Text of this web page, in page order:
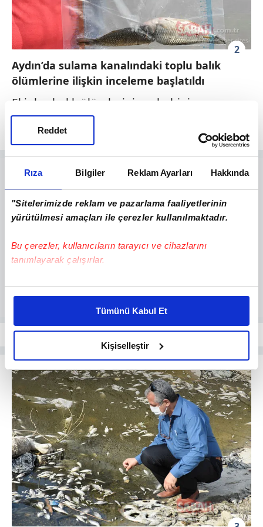
Rıza Bilgiler Reklam Ayarları Hakkında
"Sitelerimizde reklam ve pazarlama faaliyetlerinin
yürütülmesi amaçları ile çerezler kullanılmaktadır.
Bu çerezler, kullanıcıların tarayıcı ve cihazlarını
tanımlayarak çalışırlar.
Bu çerezlere izin vermeniz halinde sizlere özel
daha iyi reklam deneyimi yaşatabiliriz. Bunu yaparken
amacımızın size daha iyi bir reklam deneyimi sunmak
olduğunu ve sizlere en iyi içerikleri sunabilmek adına
elimizden gelen çabayı gösterdiğimizi ve bu noktada,
reklamların maliyetlerimizi karşılamak noktasında tek gelir
kalemimiz olduğunu sizlere hatırlatmak isteriz.
Her halükârda, kullanıcılar, bu çerezlere izin vermedikleri
takdirde, kullanıcılara hedefli reklamlar
gösterilmeyecektir."
Sizlere daha iyi bir hizmet sunabilmek için İnternet
Sitemizde kendimize ve üçüncü kişilere ait çerezler
kullanılmaktadır. Bu çerezler vasıtasıyla çeşitli kişisel
verileriniz işlenmekte olup gerekli olan çerezler bilgi
Tümünü Kabul Et
Kişiselleştir
Reddet
2
Aydın’da sulama kanalındaki toplu balık
ölümlerine ilişkin inceleme başlatıldı
Ekipler, balık ölümlerinin sebebinin
incelenmesi için sudan numune aldı.